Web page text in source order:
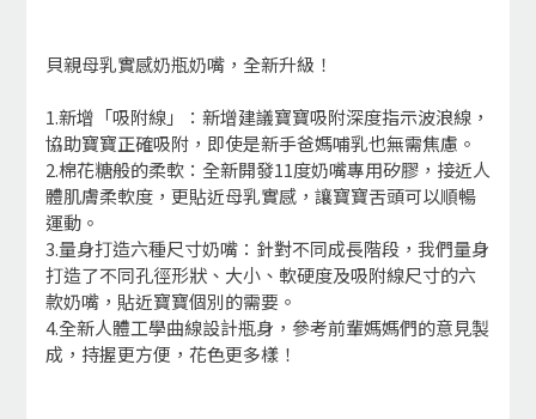
貝親母乳實感奶瓶奶嘴，全新升級！
1.新增「吸附線」：新增建議寶寶吸附深度指示波浪線，
協助寶寶正確吸附，即使是新手爸媽哺乳也無需焦慮。
2.棉花糖般的柔軟：全新開發11度奶嘴專用矽膠，接近人
體肌膚柔軟度，更貼近母乳實感，讓寶寶舌頭可以順暢
運動。
3.量身打造六種尺寸奶嘴：針對不同成長階段，我們量身
打造了不同孔徑形狀、大小、軟硬度及吸附線尺寸的六
款奶嘴，貼近寶寶個別的需要。
4.全新人體工學曲線設計瓶身，參考前輩媽媽們的意見製
成，持握更方便，花色更多樣！